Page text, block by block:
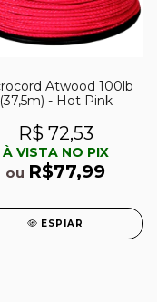
Atwood 100lb
(37,5m) - Hot Pink
R$ 72,53
À VISTA NO PIX
ou R$77,99
ESPIAR